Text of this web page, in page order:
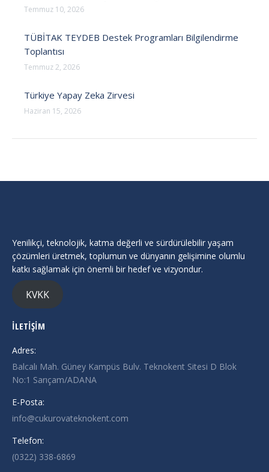
Temmuz 10, 2026
TÜBİTAK TEYDEB Destek Programları Bilgilendirme
Toplantısı
Temmuz 2, 2026
Türkiye Yapay Zeka Zirvesi
Haziran 15, 2026
Yenilikçi, teknolojik, katma değerli ve sürdürülebilir yaşam
çözümleri üretmek, toplumun ve dünyanın gelişimine olumlu
katkı sağlamak için önemli bir hedef ve vizyondur.
KVKK
İLETİŞİM
Adres:
Balcalı Mah. Güney Kampüs Bulv. Teknokent Sitesi D Blok
No:1 Sarıçam/ADANA
E-Posta:
info@cukurovateknokent.com
Telefon:
(0322) 338-6869